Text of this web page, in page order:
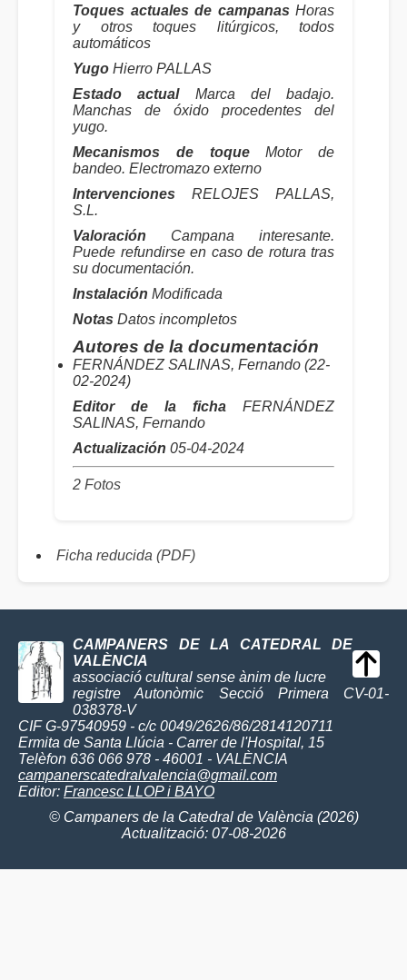
Toques actuales de campanas Horas
y otros toques litúrgicos, todos
automáticos
Yugo Hierro PALLAS
Estado actualMarca del badajo.
Manchas de óxido procedentes del
yugo.
Mecanismos de toqueMotor de
bandeo. Electromazo externo
Intervenciones RELOJES PALLAS,
S.L.
Valoración Campana interesante.
Puede refundirse en caso de rotura tras
su documentación.
Instalación Modificada
Notas Datos incompletos
Autores de la documentación
FERNÁNDEZ SALINAS, Fernando (22-
02-2024)
Editor de la ficha FERNÁNDEZ
SALINAS, Fernando
Actualización 05-04-2024
2 Fotos
Ficha reducida (PDF)
CAMPANERS DE LA CATEDRAL DE
VALÈNCIA
associació cultural sense ànim de lucre
registre Autonòmic Secció Primera CV-01-
038378-V
CIF G-97540959 - c/c 0049/2626/86/2814120711
Ermita de Santa Llúcia - Carrer de l'Hospital, 15
Telèfon 636 066 978 - 46001 - VALÈNCIA
campanerscatedralvalencia@gmail.com
Editor: Francesc LLOP i BAYO
© Campaners de la Catedral de València (2026)
Actualització: 07-08-2026